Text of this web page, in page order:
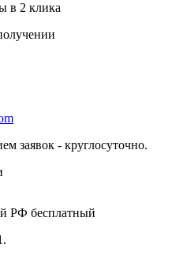
в 2 клика
заявок - круглосуточно.
РФ бесплатный